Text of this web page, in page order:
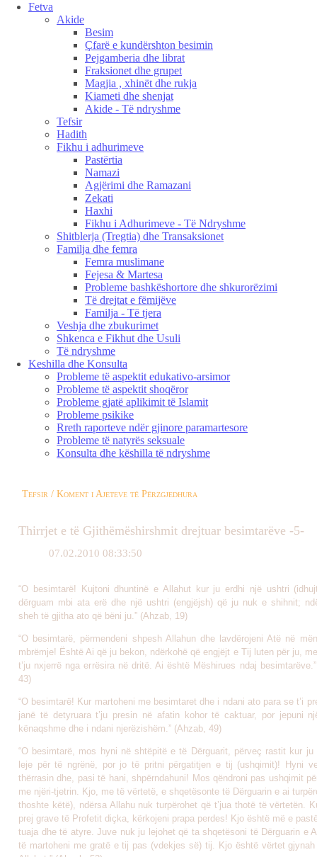
Fetva
Akide
Besim
Çfarë e kundërshton besimin
Pejgamberia dhe librat
Fraksionet dhe grupet
Magjia , xhinët dhe rukja
Kiameti dhe shenjat
Akide - Të ndryshme
Tefsir
Hadith
Fikhu i adhurimeve
Pastërtia
Namazi
Agjërimi dhe Ramazani
Zekati
Haxhi
Fikhu i Adhurimeve - Të Ndryshme
Shitblerja (Tregtia) dhe Transaksionet
Familja dhe femra
Femra muslimane
Fejesa & Martesa
Probleme bashkëshortore dhe shkurorëzimi
Të drejtat e fëmijëve
Familja - Të tjera
Veshja dhe zbukurimet
Shkenca e Fikhut dhe Usuli
Të ndryshme
Keshilla dhe Konsulta
Probleme të aspektit edukativo-arsimor
Probleme të aspektit shoqëror
Probleme gjatë aplikimit të Islamit
Probleme psikike
Rreth raporteve ndër gjinore paramartesore
Probleme të natyrës seksuale
Konsulta dhe këshilla të ndryshme
Tefsir / Koment i Ajeteve të Përzgjedhura
Thirrjet e të Gjithëmëshirshmit drejtuar besimtarëve -5-
07.02.2010 08:33:50
“O besimtarë! Kujtoni dhuntinë e Allahut kur ju erdhi një ushtri
dërguam mbi ata erë dhe një ushtri (engjëjsh) që ju nuk e shihnit;
sheh të gjitha ato që bëni ju.” (Ahzab, 19)
“O besimtarë, përmendeni shpesh Allahun dhe lavdërojeni Atë në
mbrëmje! Është Ai që ju bekon, ndërkohë që engjëjt e Tij luten për ju,
t’ju nxjerrë nga errësira në dritë. Ai është Mëshirues ndaj
43)
“O besimtarë! Kur martoheni me besimtaret dhe i ndani ato para se t’i
janë të detyruara t’ju presin në afatin kohor të caktuar, por jepuni
kënaqshme dhe i ndani njerëzishëm.” (Ahzab, 49)
“O besimtarë, mos hyni në shtëpitë e të Dërguarit, përveç rastit kur ju
leje për të ngrënë, por jo të pritni përgatitjen e tij (ushqimit)! Hyni
thërrasin dhe, pasi të hani, shpërndahuni! Mos qëndroni pas ushqimit
me njëri-tjetrin. Kjo, me të vërtetë, e shqetësonte të Dërguarin e ai
thoshte këtë), ndërsa Allahu nuk turpërohet që t’jua thotë të vërtetën.
prej grave të Profetit diçka, kërkojeni prapa perdes! Kjo është më e
tuaja dhe të atyre. Juve nuk ju lejohet që ta shqetësoni të Dërguarin e
të martoheni me gratë e tij pas (vdekjes së) tij. Kjo është vërtet